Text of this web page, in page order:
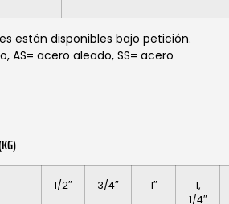
están disponibles bajo petición.
AS= acero aleado, SS= acero
1/2″ 3/4″ 1″
1,
1/4″